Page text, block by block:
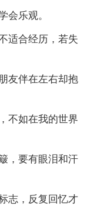
乐观。
合经历，若失
友伴在左右却抱
如在我的世界
，要有眼泪和汗
志，反复回忆才